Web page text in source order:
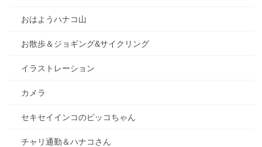
おはようハナコ山
お散歩＆ジョギング&サイクリング
イラストレーション
カメラ
セキセイインコのピッコちゃん
チャリ通勤＆ハナコさん